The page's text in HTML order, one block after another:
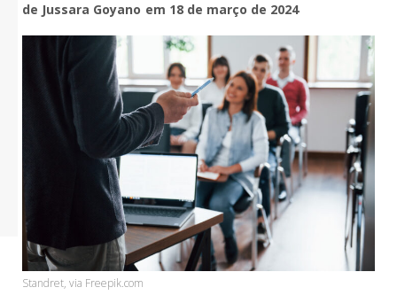
de Jussara Goyano em 18 de março de 2024
Standret, via Freepik.com